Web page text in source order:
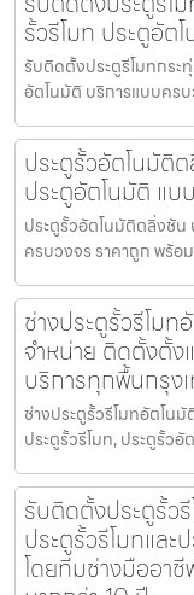
รั้วรีโมท ประตูอัต
รับติดตั้งประตูรีโมทกระ
อัตโนมัติ บริการแบบคร
ประตูรั้วอัตโนมัติ
ประตูอัตโนมัติ แบ
ประตูรั้วอัตโนมัติตลิ่งชัน
ครบวงจร ราคาถูก พร้อ
ช่างประตูรั้วรีโม
จำหน่าย ติดตั้งตั้ง
บริการทุกพื้นกรุง
ช่างประตูรั้วรีโมทอัตโน
ประตูรั้วรีโมท, ประตูรั้ว
รับติดตั้งประตูรั้ว
ประตูรั้วรีโมทแล
โดยทีมช่างมืออา